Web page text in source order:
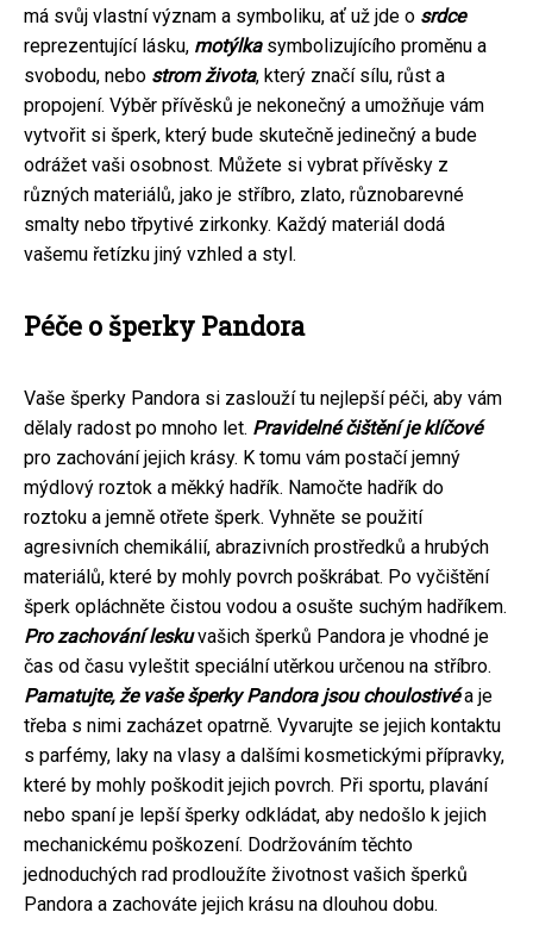
má svůj vlastní význam a symboliku, ať už jde o srdce
reprezentující lásku, motýlkasymbolizujícího proměnu a
svobodu, nebo strom života, který značí sílu, růst a
propojení. Výběr přívěsků je nekonečný a umožňuje vám
vytvořit si šperk, který bude skutečně jedinečný a bude
odrážet vaši osobnost. Můžete si vybrat přívěsky z
různých materiálů, jako je stříbro, zlato, různobarevné
smalty nebo třpytivé zirkonky. Každý materiál dodá
vašemu řetízku jiný vzhled a styl.
Péče o šperky Pandora
Vaše šperky Pandora si zaslouží tu nejlepší péči, aby vám
dělaly radost po mnoho let. Pravidelné čištění je klíčové
pro zachování jejich krásy. K tomu vám postačí jemný
mýdlový roztok a měkký hadřík. Namočte hadřík do
roztoku a jemně otřete šperk. Vyhněte se použití
agresivních chemikálií, abrazivních prostředků a hrubých
materiálů, které by mohly povrch poškrábat. Po vyčištění
šperk opláchněte čistou vodou a osušte suchým hadříkem.
Pro zachování leskuvašich šperků Pandora je vhodné je
čas od času vyleštit speciální utěrkou určenou na stříbro.
Pamatujte, že vaše šperky Pandora jsou choulostivéa je
třeba s nimi zacházet opatrně. Vyvarujte se jejich kontaktu
s parfémy, laky na vlasy a dalšími kosmetickými přípravky,
které by mohly poškodit jejich povrch. Při sportu, plavání
nebo spaní je lepší šperky odkládat, aby nedošlo k jejich
mechanickému poškození. Dodržováním těchto
jednoduchých rad prodloužíte životnost vašich šperků
Pandora a zachováte jejich krásu na dlouhou dobu.